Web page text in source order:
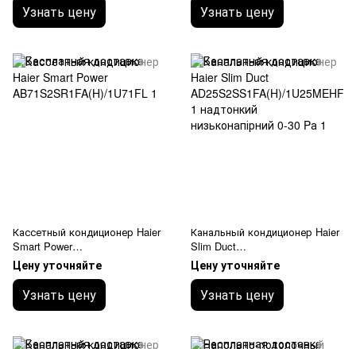
Узнать цену Узнать цену
Кассетный кондиционер Haier
Smart Power
AB71S2SR1FA(H)/1U71FL
Цену уточняйте
Узнать цену
Канальный кондиционер Haier
Slim Duct
AD25S2SS1FA(H)/1U25MEHFR
A-1 надтонкий низьконапірний
0-30 Pа
Цену уточняйте
Узнать цену